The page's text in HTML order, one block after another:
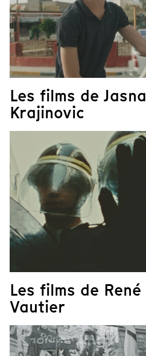
Les films de Jasna
Krajinovic
Les films de René
Vautier